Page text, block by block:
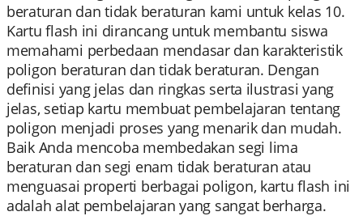
beraturan dan tidak beraturan kami untuk kelas 10.
Kartu flash ini dirancang untuk membantu siswa
memahami perbedaan mendasar dan karakteristik
poligon beraturan dan tidak beraturan. Dengan
definisi yang jelas dan ringkas serta ilustrasi yang
jelas, setiap kartu membuat pembelajaran tentang
poligon menjadi proses yang menarik dan mudah.
Baik Anda mencoba membedakan segi lima
beraturan dan segi enam tidak beraturan atau
menguasai properti berbagai poligon, kartu flash ini
adalah alat pembelajaran yang sangat berharga.